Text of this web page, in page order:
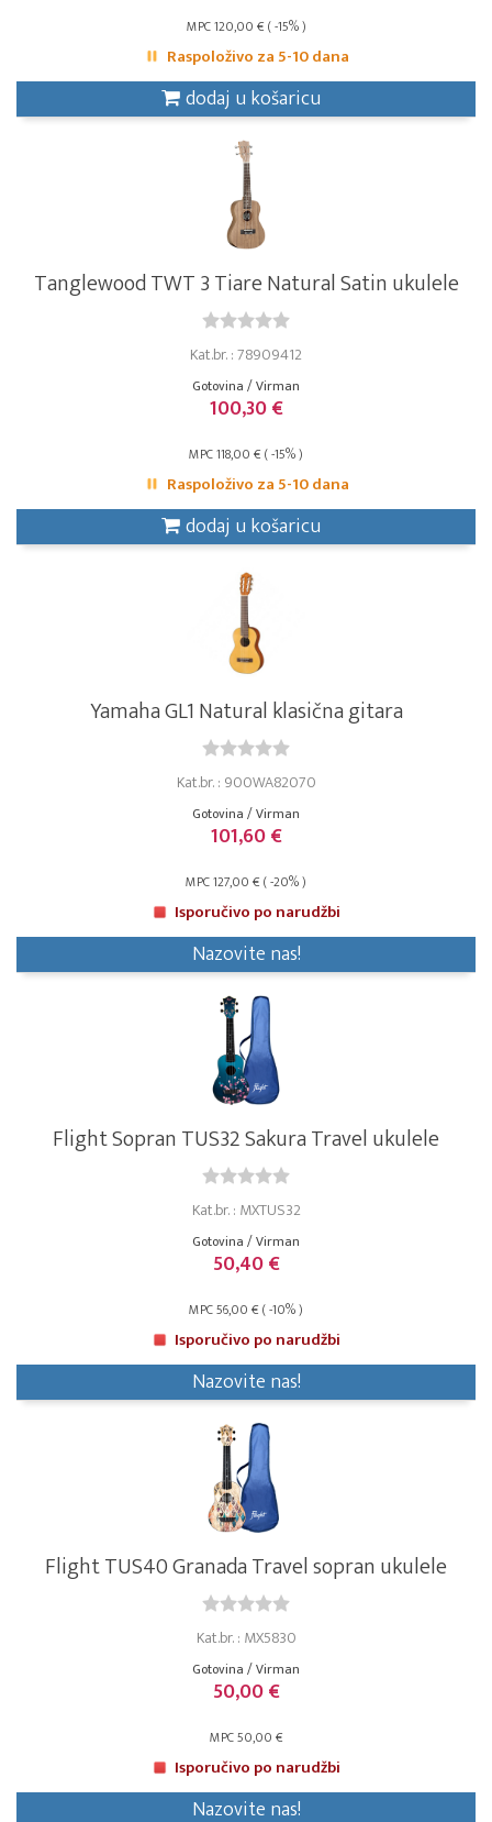
MPC 120,00 € ( -15% )
Raspoloživo za 5-10 dana
dodaj u košaricu
Tanglewood TWT 3 Tiare Natural Satin ukulele
Kat.br. : 78909412
Gotovina / Virman
100,30 €
MPC 118,00 € ( -15% )
Raspoloživo za 5-10 dana
dodaj u košaricu
Yamaha GL1 Natural klasična gitara
Kat.br. : 900WA82070
Gotovina / Virman
101,60 €
MPC 127,00 € ( -20% )
Isporučivo po narudžbi
Nazovite nas!
Flight Sopran TUS32 Sakura Travel ukulele
Kat.br. : MXTUS32
Gotovina / Virman
50,40 €
MPC 56,00 € ( -10% )
Isporučivo po narudžbi
Nazovite nas!
Flight TUS40 Granada Travel sopran ukulele
Kat.br. : MX5830
Gotovina / Virman
50,00 €
MPC 50,00 €
Isporučivo po narudžbi
Nazovite nas!